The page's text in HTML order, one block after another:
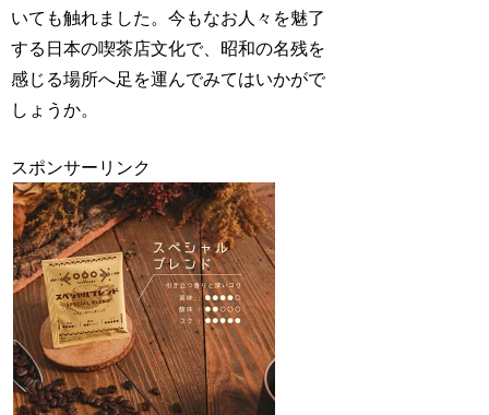
いても触れました。今もなお人々を魅了
する日本の喫茶店文化で、昭和の名残を
感じる場所へ足を運んでみてはいかがで
しょうか。
スポンサーリンク